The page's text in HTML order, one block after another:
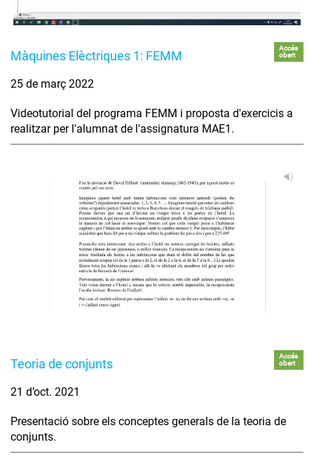
Màquines Elèctriques 1: FEMM
Accés
obert
25 de març 2022
Videotutorial del programa FEMM i proposta d'exercicis a
realitzar per l'alumnat de l'assignatura MAE1.
Teoria de conjunts
Accés
obert
21 d’oct. 2021
Presentació sobre els conceptes generals de la teoria de
conjunts.